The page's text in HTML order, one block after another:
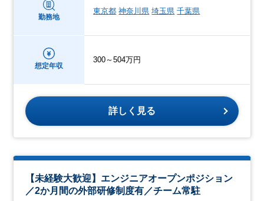
勤務地
東京都 神奈川県 埼玉県 千葉県
想定年収
300～504万円
詳しく見る
【未経験大歓迎】エンジニアオープンポジション
／2か月間の外部研修制度有／チーム常駐